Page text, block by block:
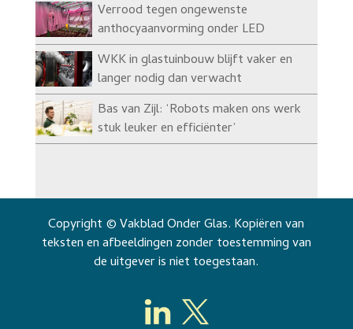
Verrood tegen ongewenste
anthocyaanvorming onder LED
WKK in glastuinbouw blijft vaker en
langer nodig dan verwacht
Bas van Zijl: ‘Robots maken ons werk
stuk leuker en efficiënter’
Copyright © Vakblad Onder Glas. Kopiëren van
teksten en afbeeldingen zonder toestemming van
de uitgever is niet toegestaan.